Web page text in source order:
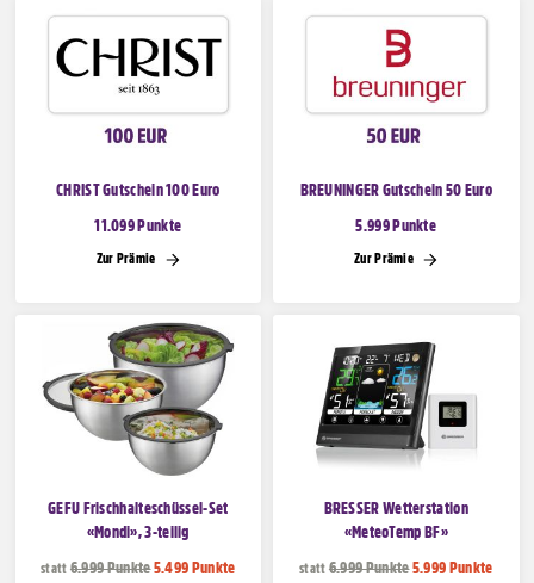
CHRIST Gutschein 100 Euro
11.099 Punkte
Zur Prämie
BREUNINGER Gutschein 50 Euro
5.999 Punkte
Zur Prämie
GEFU Frischhalteschüssel-Set
«Mondi», 3-teilig
statt 6.999 Punkte5.499 Punkte
BRESSER Wetterstation
«MeteoTemp BF»
statt 6.999 Punkte5.999 Punkte